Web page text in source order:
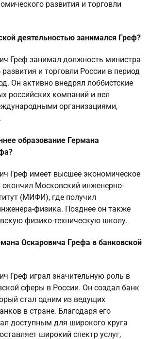
развития и торговли
деятельностью занимался Греф?
Греф занимал должность министра
и торговли России в период
Он активно внедрял лоббистские
российских компаний и вел
организациями,
образование Германа
Греф имеет высшее экономическое
окончил Московский инженерно-
(МИФИ), где получил
физика. Позднее он также
физико-техническую школу.
Оскаровича Грефа в банковской
Греф играл значительную роль в
сферы в России. Он создал банк
стал одним из ведущих
в стране. Благодаря его
доступным для широкого круга
широкий спектр услуг,